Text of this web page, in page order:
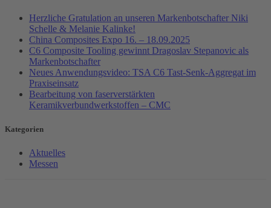
Herzliche Gratulation an unseren Markenbotschafter Niki
Schelle & Melanie Kalinke!
China Composites Expo 16. – 18.09.2025
C6 Composite Tooling gewinnt Dragoslav Stepanovic als
Markenbotschafter
Neues Anwendungsvideo: TSA C6 Tast-Senk-Aggregat im
Praxiseinsatz
Bearbeitung von faserverstärkten
Keramikverbundwerkstoffen – CMC
Kategorien
Aktuelles
Messen